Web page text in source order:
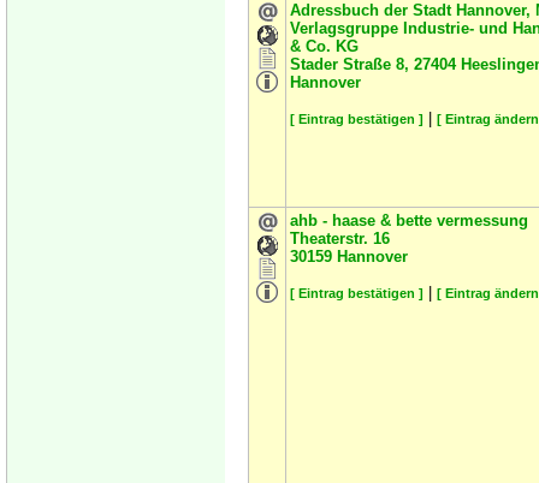
Adressbuch der Stadt Hannover,
Verlagsgruppe Industrie- und
& Co. KG
Stader Straße 8, 27404
Hannover
[ Eintrag bestätigen ] [ Eintrag
ahb - haase & bette vermessung
Theaterstr. 16
30159 Hannover
[ Eintrag bestätigen ] [ Eintrag